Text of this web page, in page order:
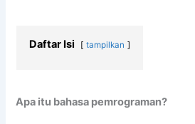
Daftar Isi tampilkan
Apa itu bahasa pemrograman?